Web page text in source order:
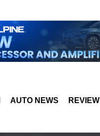
AUTO NEWS REVIEW